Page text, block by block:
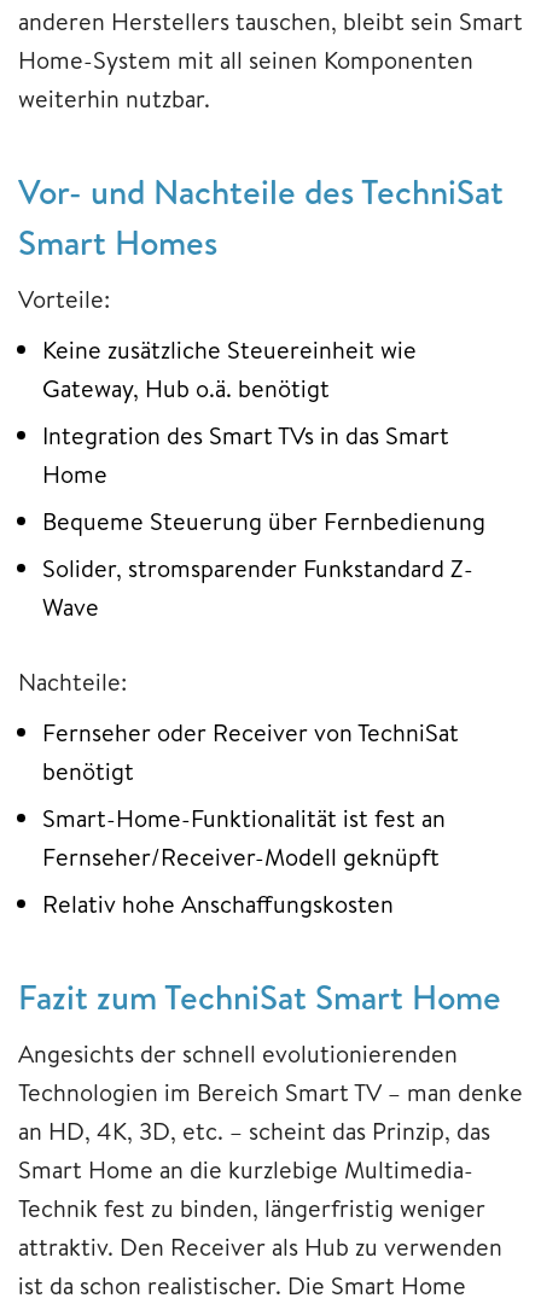
anderen Herstellers tauschen, bleibt sein Smart
Home-System mit all seinen Komponenten
weiterhin nutzbar.
Vor- und Nachteile des TechniSat
Smart Homes
Vorteile:
Keine zusätzliche Steuereinheit wie
Gateway, Hub o.ä. benötigt
Integration des Smart TVs in das Smart
Home
Bequeme Steuerung über Fernbedienung
Solider, stromsparender Funkstandard Z-
Wave
Nachteile:
Fernseher oder Receiver von TechniSat
benötigt
Smart-Home-Funktionalität ist fest an
Fernseher/Receiver-Modell geknüpft
Relativ hohe Anschaffungskosten
Fazit zum TechniSat Smart Home
Angesichts der schnell evolutionierenden
Technologien im Bereich Smart TV – man denke
an HD, 4K, 3D, etc. – scheint das Prinzip, das
Smart Home an die kurzlebige Multimedia-
Technik fest zu binden, längerfristig weniger
attraktiv. Den Receiver als Hub zu verwenden
ist da schon realistischer. Die Smart Home